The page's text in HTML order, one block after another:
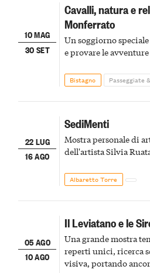
10 MAG
30 SET
Cavalli, natura e
Monferrato
Un soggiorno
e provare le
Bistagno Passeggiate
22 LUG
16 AGO
SediMenti
Mostra personale di
dell'artista Silvia
Albaretto Torre
05 AGO
10 AGO
Il Leviatano e le
Una grande mostra
reperti unici, ricerca
visiva, portando